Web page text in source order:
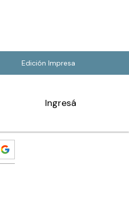
Edición Impresa
Ingresá